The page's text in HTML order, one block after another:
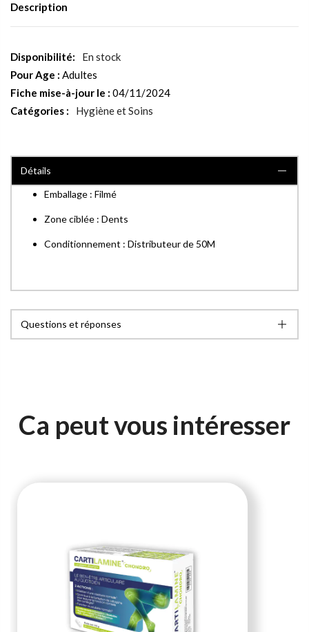
Description
En stock
Pour Age : Adultes
Fiche mise-à-jour le : 04/11/2024
Catégories :
Hygiène et Soins
Détails
Emballage : Filmé
Zone ciblée : Dents
Conditionnement : Distributeur de 50M
Questions et réponses
Ca peut vous intéresser